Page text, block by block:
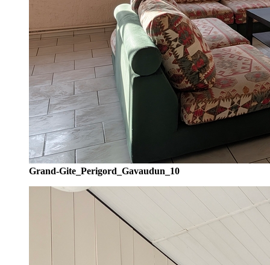
Grand-Gite_Perigord_Gavaudun_10